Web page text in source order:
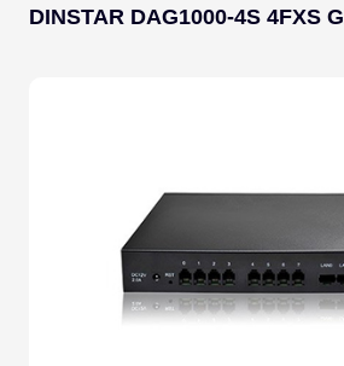
DINSTAR DAG1000-4S 4FXS